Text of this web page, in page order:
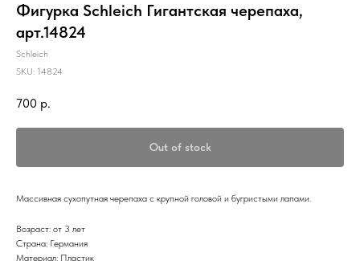
Фигурка Schleich Гигантская черепаха,
арт.14824
Schleich
SKU: 14824
700 р.
Out of stock
Массивная сухопутная черепаха с крупной головой и бугристыми лапами.
Возраст: от 3 лет
Страна: Германия
Материал: Пластик